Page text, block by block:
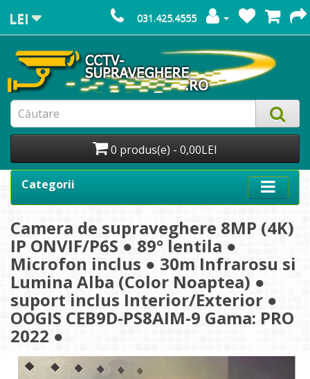
LEI 031.425.4555
0 produs(e) - 0,00LEI
Categorii
Camera de supraveghere 8MP (4K)
IP ONVIF/P6S ● 89° lentila ●
Microfon inclus ● 30m Infrarosu si
Lumina Alba (Color Noaptea) ●
suport inclus Interior/Exterior ●
OOGIS CEB9D-PS8AIM-9 Gama: PRO
2022 ●